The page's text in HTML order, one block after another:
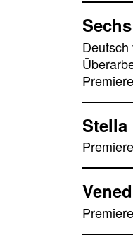
Stella